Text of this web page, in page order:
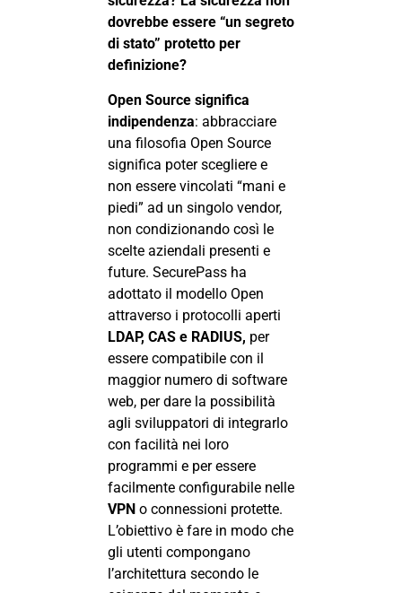
dovrebbe essere “un segreto
di stato” protetto per
definizione?
Open Source significa
indipendenza: abbracciare
una filosofia Open Source
significa poter scegliere e
non essere vincolati “mani e
piedi” ad un singolo vendor,
non condizionando così le
scelte aziendali presenti e
future. SecurePass ha
adottato il modello Open
attraverso i protocolli aperti
LDAP, CAS e RADIUS, per
essere compatibile con il
maggior numero di software
web, per dare la possibilità
agli sviluppatori di integrarlo
con facilità nei loro
programmi e per essere
facilmente configurabile nelle
VPN o connessioni protette.
L’obiettivo è fare in modo che
gli utenti compongano
l’architettura secondo le